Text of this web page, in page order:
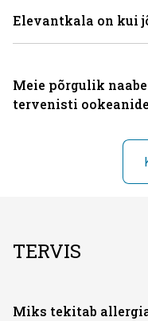
Elevantkala on kui
Meie põrgulik
tervenisti
TERVIS
Miks tekitab